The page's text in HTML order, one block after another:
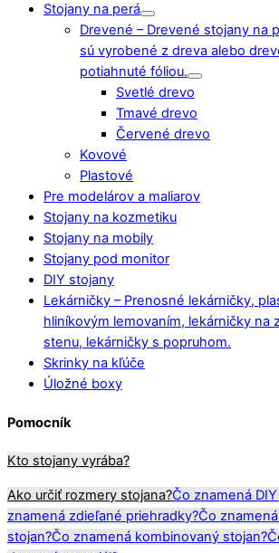
Stojany na perá
Drevené – Drevené stojany na
sú vyrobené z dreva alebo
potiahnuté fóliou.
Svetlé drevo
Tmavé drevo
Červené drevo
Kovové
Plastové
Pre modelárov a maliarov
Stojany na kozmetiku
Stojany na mobily
Stojany pod monitor
DIY stojany
Lekárničky – Prenosné lekárničky,
hliníkovým lemovaním, lekárničky na
stenu, lekárničky s popruhom.
Skrinky na kľúče
Úložné boxy
Pomocník
Kto stojany vyrába?
Ako určiť rozmery stojana?Čo znamená
znamená zdieľané priehradky?Čo
stojan?Čo znamená kombinovaný stojan?